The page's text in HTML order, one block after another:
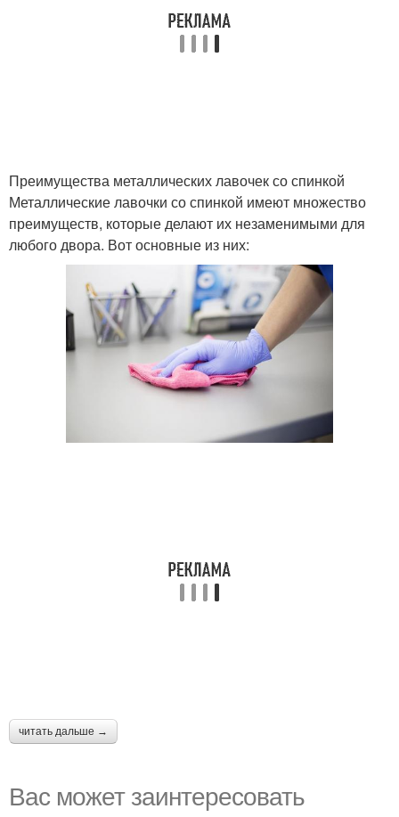
Преимущества металлических лавочек со спинкой
Металлические лавочки со спинкой имеют множество
преимуществ, которые делают их незаменимыми для
любого двора. Вот основные из них:
читать дальше →
Вас может заинтересовать